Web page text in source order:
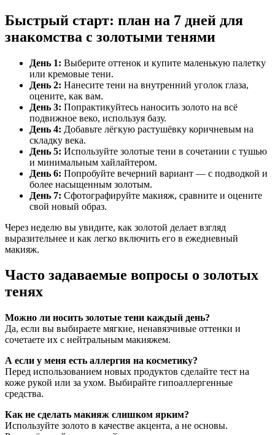
Быстрый старт: план на 7 дней для
знакомства с золотыми тенями
День 1: Выберите оттенок и купите маленькую палетку
или кремовые тени.
День 2: Нанесите тени на внутренний уголок глаза,
оцените, как вам.
День 3: Попрактикуйтесь наносить золото на всё
подвижное веко, используя базу.
День 4: Добавьте лёгкую растушёвку коричневым на
складку века.
День 5: Используйте золотые тени в сочетании с тушью
и минимальным хайлайтером.
День 6: Попробуйте вечерний вариант — с подводкой и
более насыщенным золотым.
День 7: Сфотографируйте макияж, сравните и оцените
свой новый образ.
Через неделю вы увидите, как золотой делает взгляд
выразительнее и как легко включить его в ежедневный
макияж.
Часто задаваемые вопросы о золотых
тенях
Можно ли носить золотые тени каждый день?
Да, если вы выбираете мягкие, ненавязчивые оттенки и
сочетаете их с нейтральным макияжем.
А если у меня есть аллергия на косметику?
Перед использованием новых продуктов сделайте тест на
коже рукой или за ухом. Выбирайте гипоаллергенные
средства.
Как не сделать макияж слишком ярким?
Используйте золото в качестве акцента, а не основы.